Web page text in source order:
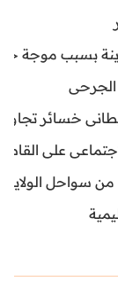
الجرحى
تجاوزت 1.5 مليار
على القاصرين
من سواحل